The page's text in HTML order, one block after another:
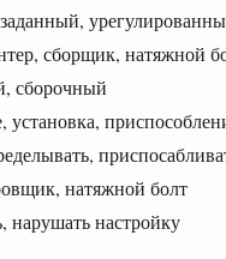
сборщик, натяжной
сборочный
натяжной болт
настройку